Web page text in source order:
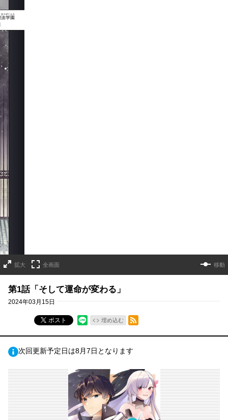
拡大 全画面 移動
第1話「そして運命が変わる」
2024年03月15日
ポスト 埋め込む
RSSフィード
次回更新予定日は8月7日となります